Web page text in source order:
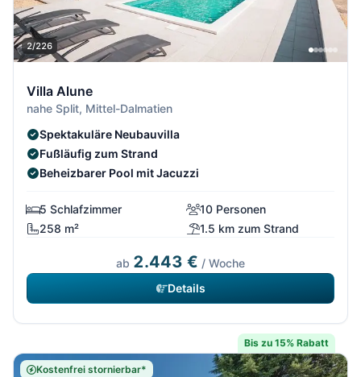
2/226
Villa Alune
nahe Split, Mittel-Dalmatien
Spektakuläre Neubauvilla
Fußläufig zum Strand
Beheizbarer Pool mit Jacuzzi
5 Schlafzimmer
10 Personen
258 m²
1.5 km zum Strand
ab 2.443 € / Woche
Details
Bis zu 15% Rabatt
Kostenfrei stornierbar*